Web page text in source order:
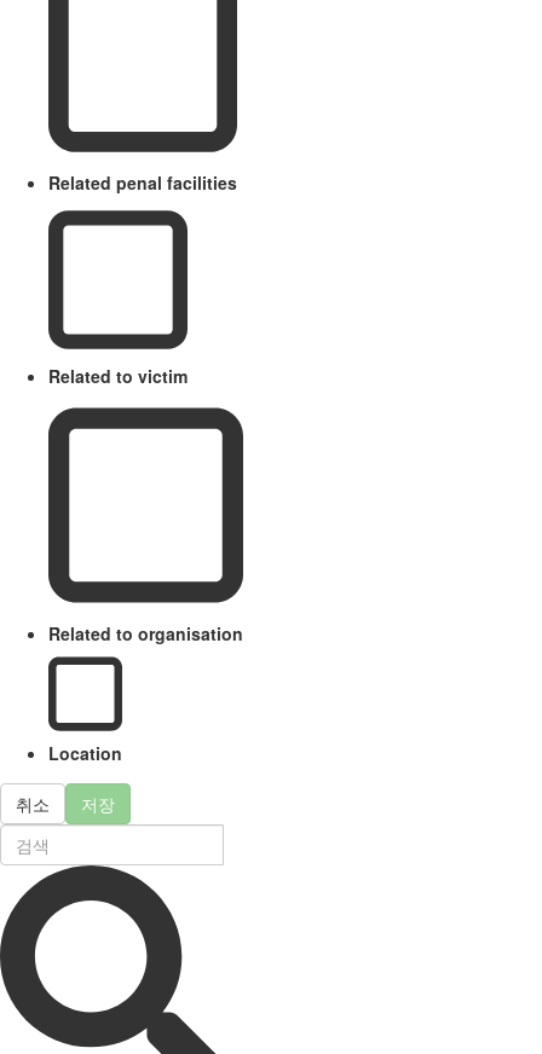
Related penal facilities
Related to victim
Related to organisation
Location
취소 저장